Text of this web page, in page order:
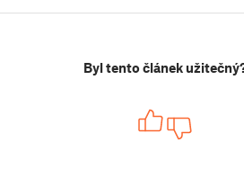
Byl tento článek